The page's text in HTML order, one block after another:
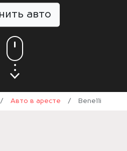
авто
/ Авто в аресте / Benelli